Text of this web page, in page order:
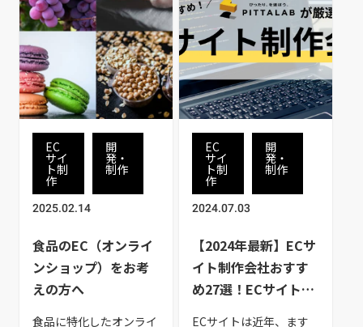
EC
サイ
ト制
作
開
発・
制作
2025.02.14
食品のEC（オンライ
ンショップ）をお考
えの方へ
食品に特化したオンライ
EC
サイ
ト制
作
開
発・
制作
2024.07.03
【2024年最新】ECサ
イト制作会社おすす
め27選！ECサイト制
ECサイトは近年、ます